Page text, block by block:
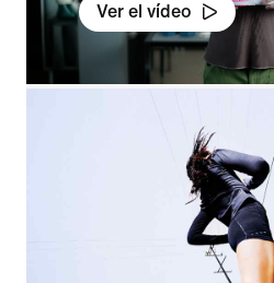
Ver el vídeo